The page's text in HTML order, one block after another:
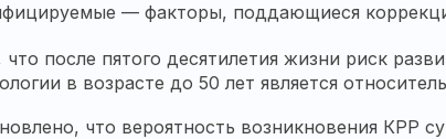
— факторы, поддающиеся
что после пятого десятилетия жизни риск
в возрасте до 50 лет является
что вероятность возникновения